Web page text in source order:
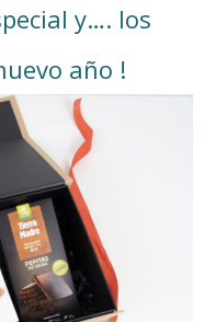
y…. los
año !